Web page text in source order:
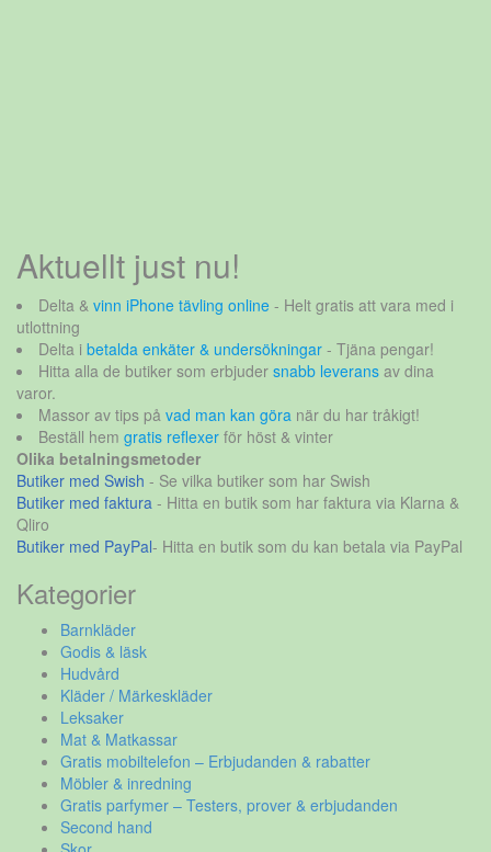
Aktuellt just nu!
Delta & vinn iPhone tävling online - Helt gratis att vara med i
utlottning
Delta i betalda enkäter & undersökningar - Tjäna pengar!
Hitta alla de butiker som erbjuder snabb leverans av dina
varor.
Massor av tips på vad man kan göra när du har tråkigt!
Beställ hem gratis reflexer för höst & vinter
Olika betalningsmetoder
Butiker med Swish - Se vilka butiker som har Swish
Butiker med faktura - Hitta en butik som har faktura via Klarna &
Qliro
Butiker med PayPal- Hitta en butik som du kan betala via PayPal
Kategorier
Barnkläder
Godis & läsk
Hudvård
Kläder / Märkeskläder
Leksaker
Mat & Matkassar
Gratis mobiltelefon – Erbjudanden & rabatter
Möbler & inredning
Gratis parfymer – Testers, prover & erbjudanden
Second hand